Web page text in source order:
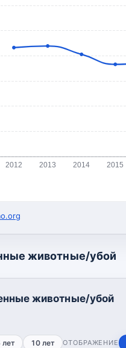
2012 2013 2014 2015
животные/убой
животные/убой
лет 10 лет ОТОБРАЖЕНИЕ